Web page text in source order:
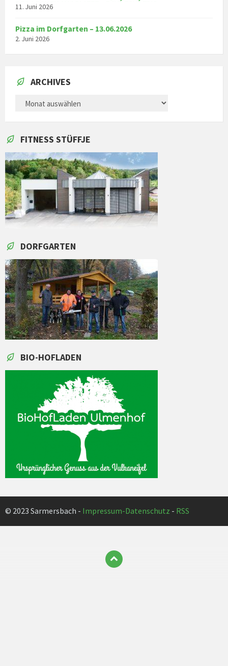
11. Juni 2026
Pizza im Dorfgarten – 13.06.2026
2. Juni 2026
ARCHIVES
ARCHIVES
FITNESS STÜFFJE
DORFGARTEN
BIO-HOFLADEN
© 2023 Sarmersbach - Impressum-Datenschutz - RSS